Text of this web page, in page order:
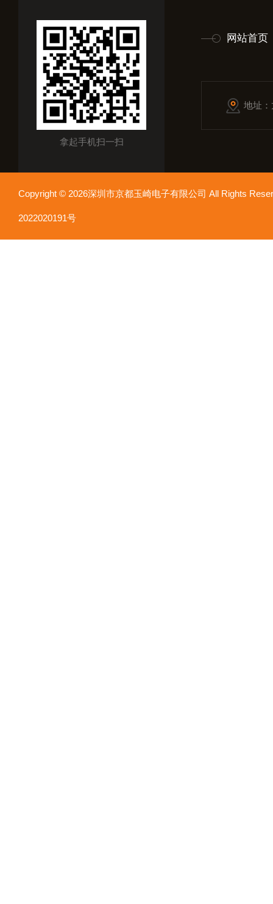
拿起手机扫一扫
网站首页
地址
Copyright © 2026深圳市京都玉崎电子有限公司 All Rights
2022020191号